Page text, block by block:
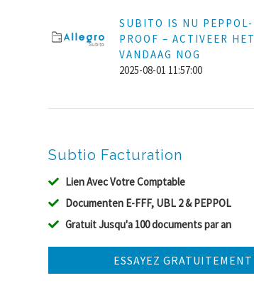
SUBITO IS NU PEPPOL-
PROOF – ACTIVEER HET
VANDAAG NOG
2025-08-01 11:57:00
Subtio Facturation
Lien Avec Votre Comptable
Documenten E-FFF, UBL 2 & PEPPOL
Gratuit Jusqu'a 100 documents par an
ESSAYEZ GRATUITEMENT